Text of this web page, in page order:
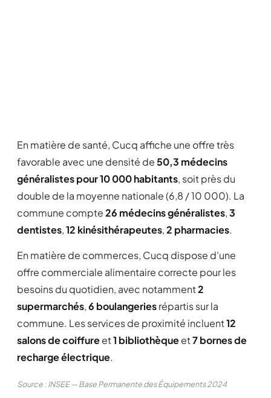
En matière de santé, Cucq affiche une offre très
favorable avec une densité de50,3 médecins
généralistes pour 10 000 habitants, soit près du
double de la moyenne nationale (6,8 / 10 000). La
commune compte26 médecins généralistes,3
dentistes,12 kinésithérapeutes,2 pharmacies.
En matière de commerces, Cucq dispose d'une
offre commerciale alimentaire correcte pour les
besoins du quotidien, avec notamment2
supermarchés,6 boulangeriesrépartis sur la
commune. Les services de proximité incluent12
salons de coiffureet1 bibliothèqueet7 bornes de
recharge électrique.
Source : INSEE — Base Permanente des Équipements 2024